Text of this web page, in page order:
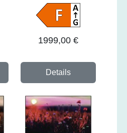
1999,00 €
Details